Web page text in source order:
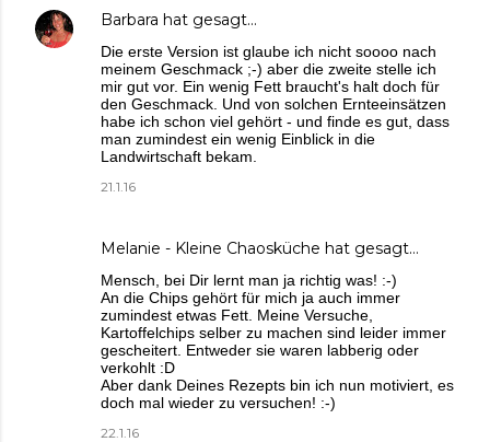
Barbara hat gesagt…
Die erste Version ist glaube ich nicht soooo nach
meinem Geschmack ;-) aber die zweite stelle ich
mir gut vor. Ein wenig Fett braucht's halt doch für
den Geschmack. Und von solchen Ernteeinsätzen
habe ich schon viel gehört - und finde es gut, dass
man zumindest ein wenig Einblick in die
Landwirtschaft bekam.
21.1.16
Melanie - Kleine Chaosküche hat gesagt…
Mensch, bei Dir lernt man ja richtig was! :-)
An die Chips gehört für mich ja auch immer
zumindest etwas Fett. Meine Versuche,
Kartoffelchips selber zu machen sind leider immer
gescheitert. Entweder sie waren labberig oder
verkohlt :D
Aber dank Deines Rezepts bin ich nun motiviert, es
doch mal wieder zu versuchen! :-)
22.1.16